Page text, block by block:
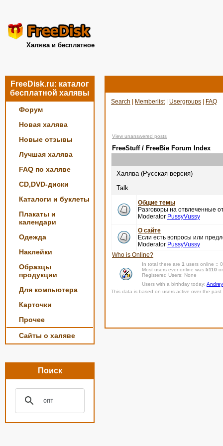
Халява и бесплатное
FreeDisk.ru: каталог
бесплатной халявы
Форум
Новая халява
Новые отзывы
Лучшая халява
FAQ по халяве
CD,DVD-диски
Каталоги и буклеты
Плакаты и
календари
Одежда
Наклейки
Образцы
продукции
Для компьютера
Карточки
Прочее
Сайты о халяве
Поиск
Search Memberlist| Usergroups FAQ
View unanswered posts
FreeStuff / FreeBie Forum Index
Халява (Русская версия)
Talk
Общие темы
Разговоры на отвлеченные
Moderator PussyVussy
О сайте
Если есть вопросы или
Moderator PussyVussy
Who is Online?
In total there are 1 users online ::
Most users ever online was 5110
Registered Users: None
Users with a birthday today:
This data is based on users active over the past